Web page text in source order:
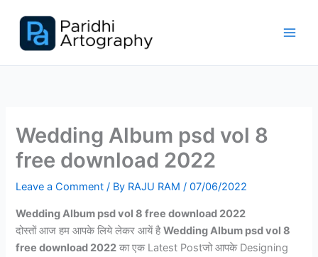
content
Wedding Album psd vol 8
free download 2022
Leave a Comment / By RAJU RAM/07/06/2022
Wedding Album psd vol 8 free download 2022
दोस्तों आज हम आपके लिये लेकर आयें हैWedding Album psd vol 8
free download 2022 का एक Latest Postजो आपके Designing